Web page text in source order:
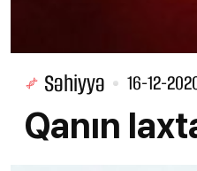
Səhiyyə 16-12-
Qanın